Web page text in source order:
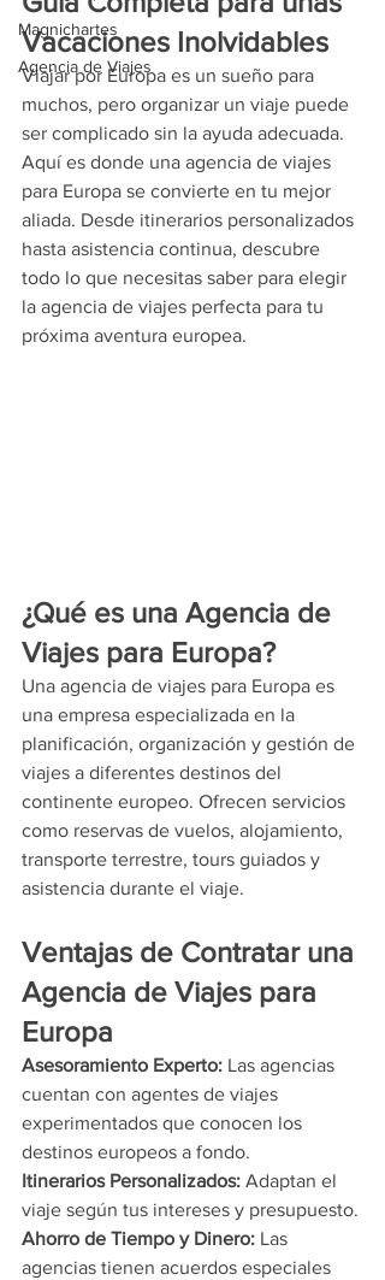
Magnichartes
Agencia de Viajes
Vacaciones Inolvidables
Viajar por Europa es un sueño para
muchos, pero organizar un viaje puede
ser complicado sin la ayuda adecuada.
Aquí es donde una agencia de viajes
para Europa se convierte en tu mejor
aliada. Desde itinerarios personalizados
hasta asistencia continua, descubre
todo lo que necesitas saber para elegir
la agencia de viajes perfecta para tu
próxima aventura europea.
¿Qué es una Agencia de
Viajes para Europa?
Una agencia de viajes para Europa es
una empresa especializada en la
planificación, organización y gestión de
viajes a diferentes destinos del
continente europeo. Ofrecen servicios
como reservas de vuelos, alojamiento,
transporte terrestre, tours guiados y
asistencia durante el viaje.
Ventajas de Contratar una
Agencia de Viajes para
Europa
Asesoramiento Experto: Las agencias
cuentan con agentes de viajes
experimentados que conocen los
destinos europeos a fondo.
Itinerarios Personalizados: Adaptan el
viaje según tus intereses y presupuesto.
Ahorro de Tiempo y Dinero: Las
agencias tienen acuerdos especiales